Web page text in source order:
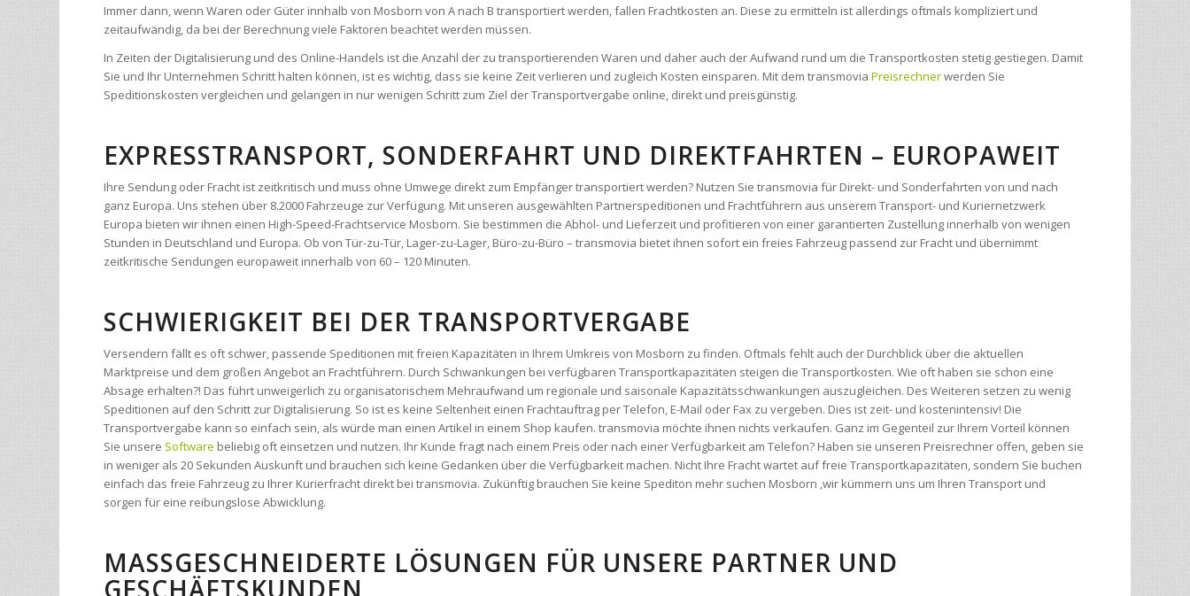
In Zeiten der Digitalisierung und des Online-Handels ist die Anzahl der zu transportierenden Waren und daher auch der Aufwand rund um die Transportkosten stetig gestiegen. Damit
Sie und Ihr Unternehmen Schritt halten können, ist es wichtig, dass sie keine Zeit verlieren und zugleich Kosten einsparen. Mit dem transmovia
EXPRESSTRANSPORT, SONDERFAHRT UND DIREKTFAHRTEN – EUROPAWEIT
ganz Europa. Uns stehen über 8.2000 Fahrzeuge zur Verfügung. Mit unseren ausgewählten Partnerspeditionen und Frachtführern aus unserem Transport- und Kuriernetzwerk
Stunden in Deutschland und Europa. Ob von Tür-zu-Tür, Lager-zu-Lager, Büro-zu-Büro – transmovia bietet ihnen sofort ein freies Fahrzeug passend zur Fracht und übernimmt
zeitkritische Sendungen europaweit innerhalb von 60 – 120 Minuten.
SCHWIERIGKEIT BEI DER TRANSPORTVERGABE
Marktpreise und dem großen Angebot an Frachtführern. Durch Schwankungen bei verfügbaren Transportkapazitäten steigen die Transportkosten. Wie oft haben sie schon eine
Speditionen auf den Schritt zur Digitalisierung. So ist es keine Seltenheit einen Frachtauftrag per Telefon, E-Mail oder Fax zu vergeben. Dies ist zeit- und kostenintensiv! Die
Transportvergabe kann so einfach sein, als würde man einen Artikel in einem Shop kaufen. transmovia möchte ihnen nichts verkaufen. Ganz im Gegenteil zur Ihrem Vorteil können
Sie unsereSoftwarebeliebig oft einsetzen und nutzen. Ihr Kunde fragt nach einem Preis oder nach einer Verfügbarkeit am Telefon? Haben sie unseren Preisrechner offen, geben sie
in weniger als 20 Sekunden Auskunft und brauchen sich keine Gedanken über die Verfügbarkeit machen. Nicht Ihre Fracht wartet auf freie Transportkapazitäten, sondern Sie buchen
einfach das freie Fahrzeug zu Ihrer Kurierfracht direkt bei transmovia. Zukünftig brauchen Sie keine Spediton mehr suchen Mosborn ,wir kümmern uns um Ihren Transport und
sorgen für eine reibungslose Abwicklung.
MASSGESCHNEIDERTE LÖSUNGEN FÜR UNSERE PARTNER UND G
Wir entwickeln nicht erst tolle und kostspielige Softwarelösungen für sie. transmovia bietet ihnen bereits genau das, was sie benötigen: eine kostenlose Websoftware die speziell für
ihre technischen Voraussetzungen entwickelt wurde. Bewahren Sie sich Ihre Liquidität und Flexibilität und nutzen sie kostenlos unseren